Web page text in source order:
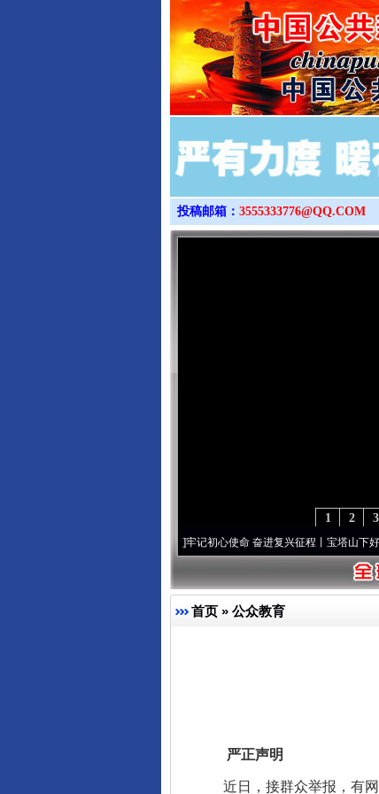
投稿邮箱： 3555333776@QQ.COM
3
2
1
牢记初心使命 奋进复兴征程丨宝塔山下好光景..·[视频]因党而生
首页 » 公众教育
严正声明
近日，接群众举报，有网